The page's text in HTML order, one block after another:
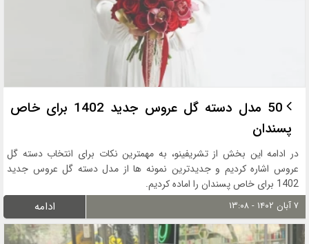
50 مدل دسته گل عروس جدید 1402 برای خاص
پسندان
در ادامه این بخش از تشریفینو، به مهمترین نکات برای انتخاب دسته گل
عروس اشاره کردیم و جدیدترین نمونه ها از مدل دسته گل عروس جدید
1402 برای خاص پسندان را اماده کردیم.
۷ آبان ۱۴۰۲ - ۱۳:۰۸ ادامه